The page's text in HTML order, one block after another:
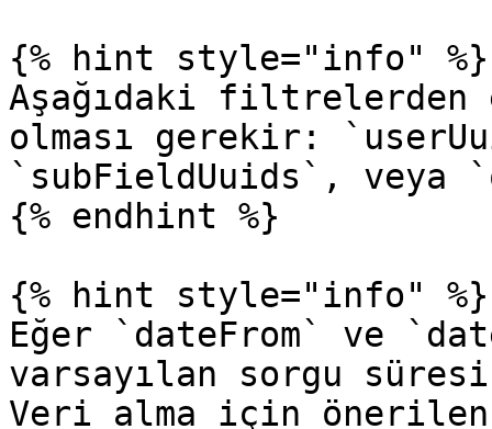
{% hint style="info" %}
Aşağıdaki filtrelerden
olması gerekir:
`subFieldUuids`, veya
{% endhint %}
{% hint style="info" %}
Eğer `dateFrom` ve
varsayılan sorgu
Veri alma için önerilen